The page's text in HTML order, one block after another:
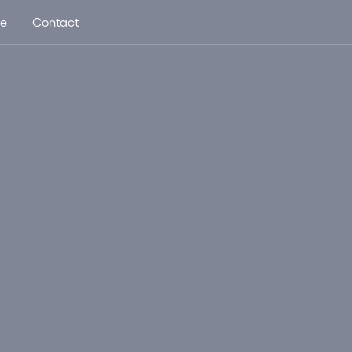
Contact